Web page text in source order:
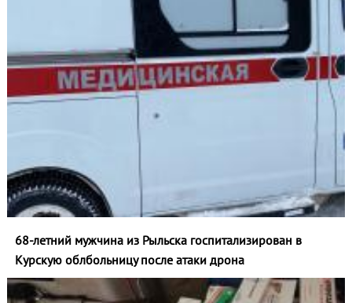
68-летний мужчина из Рыльска госпитализирован в
Курскую облбольницу после атаки дрона